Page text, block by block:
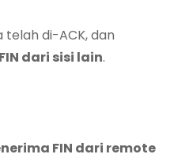
telah di-ACK, dan
FIN dari sisi lain.
FIN dari remote